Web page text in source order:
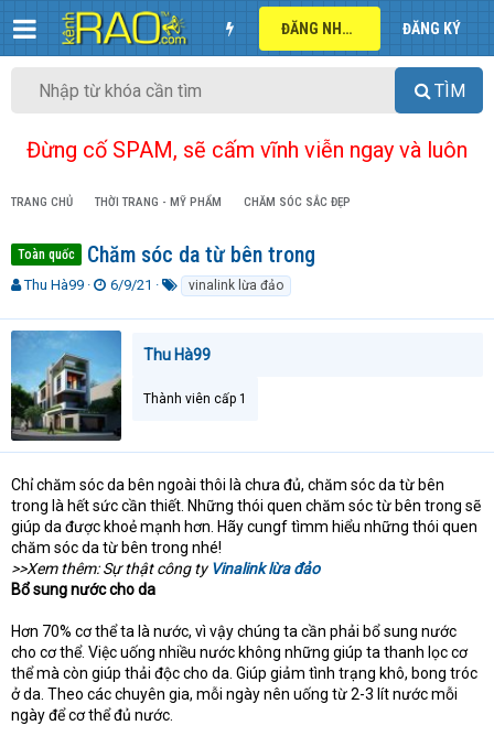
ĐĂNG NHẬP ĐĂNG KÝ
TÌM
Đừng cố SPAM, sẽ cấm vĩnh viễn ngay và luôn
TRANG CHỦ THỜI TRANG - MỸ PHẨM CHĂM SÓC SẮC ĐẸP
Toàn quốc Chăm sóc da từ bên trong
T
r
d
s
t
a
t
e
r
Thu Hà99
N
à
ử
i
6/9/21
k
h
ó
vinalink lừa đảo
Thu Hà99
Thành viên cấp 1
Chỉ chăm sóc da bên ngoài thôi là chưa đủ, chăm sóc da từ bên
trong là hết sức cần thiết. Những thói quen chăm sóc từ bên trong sẽ
giúp da được khoẻ mạnh hơn. Hãy cungf tìmm hiểu những thói quen
chăm sóc da từ bên trong nhé!
>>Xem thêm: Sự thật công ty Vinalink lừa đảo
Bổ sung nước cho da
Hơn 70% cơ thể ta là nước, vì vậy chúng ta cần phải bổ sung nước
cho cơ thể. Việc uống nhiều nước không những giúp ta thanh lọc cơ
thể mà còn giúp thải độc cho da. Giúp giảm tình trạng khô, bong tróc
ở da. Theo các chuyên gia, mỗi ngày nên uống từ 2-3 lít nước mỗi
ngày để cơ thể đủ nước.